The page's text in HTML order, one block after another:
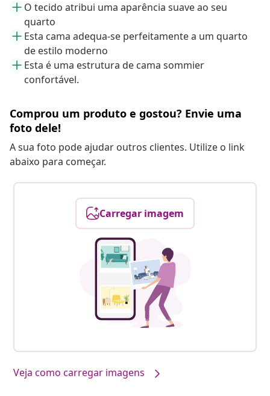
O tecido atribui uma aparência suave ao seu
quarto
Esta cama adequa-se perfeitamente a um quarto
de estilo moderno
Esta é uma estrutura de cama sommier
confortável.
Comprou um produto e gostou? Envie uma
foto dele!
A sua foto pode ajudar outros clientes. Utilize o link
abaixo para começar.
Carregar imagem
Veja como carregar imagens